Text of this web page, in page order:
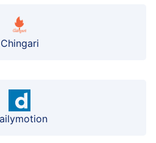
Chingari